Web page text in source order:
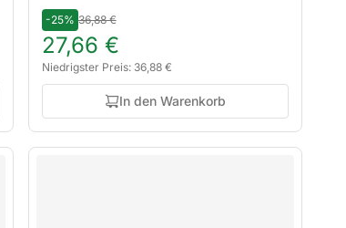
-25% 36,88 €
27,66 €
Niedrigster Preis: 36,88 €
In den Warenkorb